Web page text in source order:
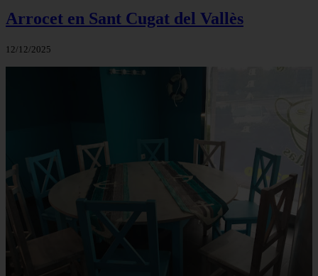
Arrocet en Sant Cugat del Vallès
12/12/2025